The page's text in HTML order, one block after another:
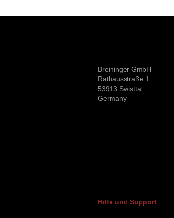
Breininger GmbH
Rathausstraße 1
53913 Swisttal
Germany
Hilfe und Support